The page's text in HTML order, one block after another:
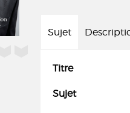
Sujet
Titre
Sujet